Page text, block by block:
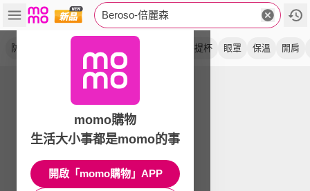
Beroso-倍麗森
防鼾 手提杯 眼罩 保溫 開肩
momo購物
生活大小事都是momo的事
開啟「momo購物」APP